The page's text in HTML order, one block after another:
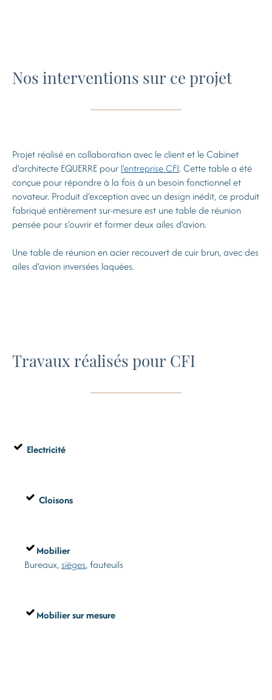
Nos interventions sur ce projet
Projet réalisé en collaboration avec le client et le Cabinet
d’architecte EQUERRE pour l’entreprise CFI. Cette table a été
conçue pour répondre à la fois à un besoin fonctionnel et
novateur. Produit d’exception avec un design inédit, ce produit
fabriqué entièrement sur-mesure est une table de réunion
pensée pour s’ouvrir et former deux ailes d’avion.
Une table de réunion en acier recouvert de cuir brun, avec des
ailes d’avion inversées laquées.
Travaux réalisés pour CFI
Electricité
Cloisons
Mobilier
Bureaux, sièges, fauteuils
Mobilier sur mesure